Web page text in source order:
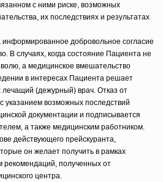
с ними риске, возможных
их последствиях и результатах
добровольное согласие
В случаях, когда состояние Пациента не
а медицинское вмешательство
в интересах Пациента решает
лечащий (дежурный) врач. Отказ от
указанием возможных последствий
документации и подписывается
а также медицинским работником.
действующего прейскуранта,
он желает получить в рамках
рекомендаций, полученных от
центра.